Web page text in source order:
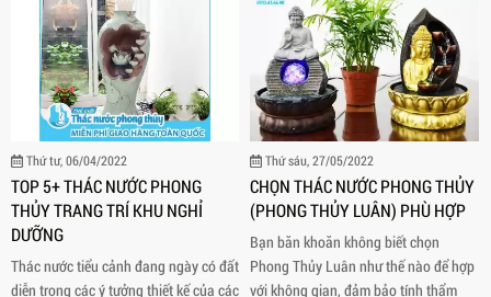
Thứ tư, 06/04/2022
TOP 5+ THÁC NƯỚC PHONG
THỦY TRANG TRÍ KHU NGHỈ
DƯỠNG
Thác nước tiểu cảnh đang ngày có đất
diễn trong các ý tưởng thiết kế của các
Thứ sáu, 27/05/2022
CHỌN THÁC NƯỚC PHONG THỦY
(PHONG THỦY LUÂN) PHÙ HỢP
Bạn băn khoăn không biết chọn
Phong Thủy Luân như thế nào để hợp
với không gian, đảm bảo tính thẩm